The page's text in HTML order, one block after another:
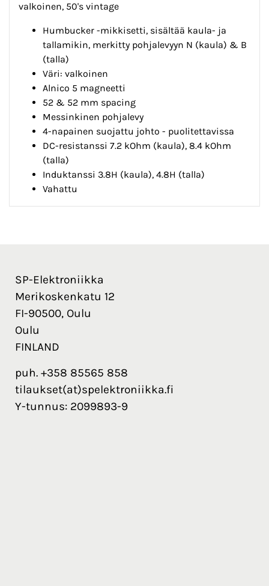
valkoinen, 50's vintage
Humbucker -mikkisetti, sisältää kaula- ja
tallamikin, merkitty pohjalevyyn N (kaula) & B
(talla)
Väri: valkoinen
Alnico 5 magneetti
52 & 52 mm spacing
Messinkinen pohjalevy
4-napainen suojattu johto - puolitettavissa
DC-resistanssi 7.2 kOhm (kaula), 8.4 kOhm
(talla)
Induktanssi 3.8H (kaula), 4.8H (talla)
Vahattu
SP-Elektroniikka
Merikoskenkatu 12
FI-90500, Oulu
Oulu
FINLAND
puh. +358 85565 858
tilaukset(at)spelektroniikka.fi
Y-tunnus: 2099893-9